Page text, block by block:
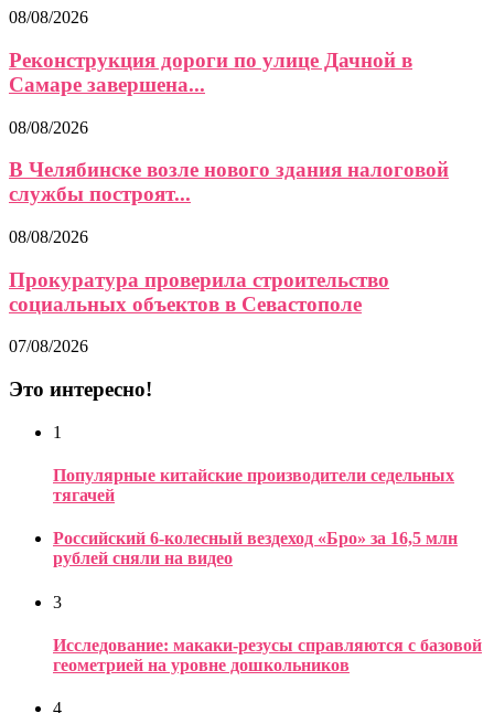
08/08/2026
Реконструкция дороги по улице Дачной в
Самаре завершена...
08/08/2026
В Челябинске возле нового здания налоговой
службы построят...
08/08/2026
Прокуратура проверила строительство
социальных объектов в Севастополе
07/08/2026
Это интересно!
1
Популярные китайские производители седельных
тягачей
Российский 6-колесный вездеход «Бро» за 16,5 млн
рублей сняли на видео
3
Исследование: макаки-резусы справляются с базовой
геометрией на уровне дошкольников
4